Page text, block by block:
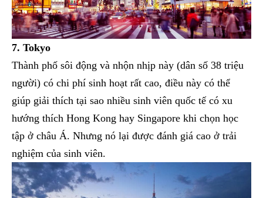
7. Tokyo
Thành phố sôi động và nhộn nhịp này (dân số 38 triệu
người) có chi phí sinh hoạt rất cao, điều này có thể
giúp giải thích tại sao nhiều sinh viên quốc tế có xu
hướng thích Hong Kong hay Singapore khi chọn học
tập ở châu Á. Nhưng nó lại được đánh giá cao ở trải
nghiệm của sinh viên.